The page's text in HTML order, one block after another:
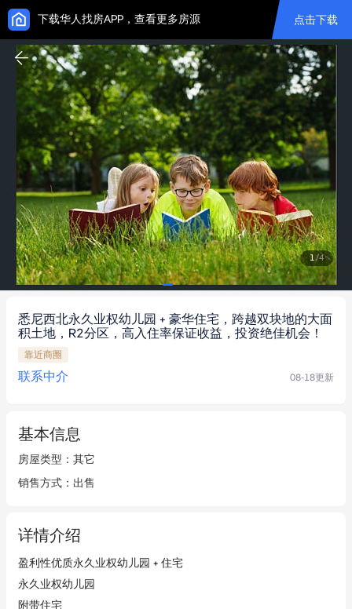
下载华人找房APP，查看更多房源 点击下载
1/4
悉尼西北永久业权幼儿园 + 豪华住宅，跨越双块地的大面
积土地，R2分区，高入住率保证收益，投资绝佳机会！
靠近商圈
联系中介 08-18更新
基本信息
房屋类型 ： 其它
销售方式 ： 出售
详情介绍
盈利性优质永久业权幼儿园 + 住宅
永久业权幼儿园
附带住宅